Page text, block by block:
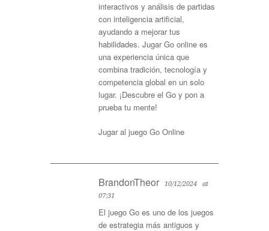
interactivos y análisis de partidas
con inteligencia artificial,
ayudando a mejorar tus
habilidades. Jugar Go online es
una experiencia única que
combina tradición, tecnología y
competencia global en un solo
lugar. ¡Descubre el Go y pon a
prueba tu mente!
Jugar al juego Go Online
BrandonTheor 10/12/2024
at
07:31
El juego Go es uno de los juegos
de estrategia más antiguos y